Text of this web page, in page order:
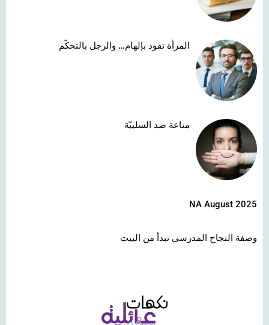
المرأة تقود بإلهام… والرجل بالتحكّم
مناعة ضد السلبيّة
NA August 2025
وصفة النجاح المدرسي تبدأ من البيت